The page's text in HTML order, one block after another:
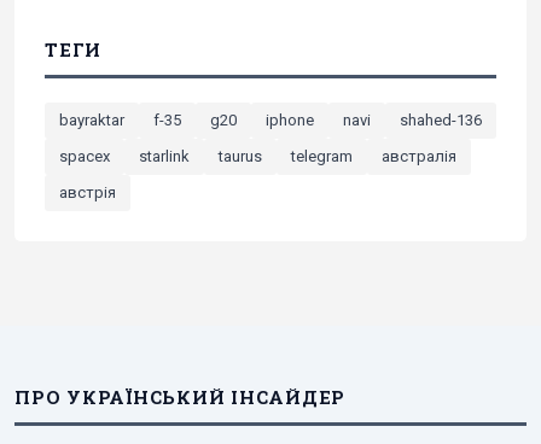
ТЕГИ
bayraktar f-35 g20 iphone navi
shahed-136
spacex
starlink taurus telegram
австралія
австрія
ПРО УКРАЇНСЬКИЙ ІНСАЙДЕР